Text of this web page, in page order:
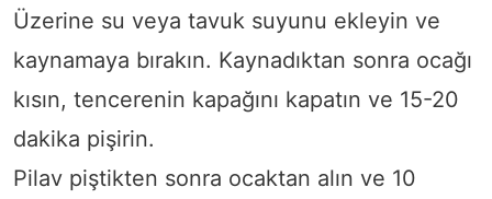
Üzerine su veya tavuk suyunu ekleyin ve
kaynamaya bırakın. Kaynadıktan sonra ocağı
kısın, tencerenin kapağını kapatın ve 15-20
dakika pişirin.
Pilav piştikten sonra ocaktan alın ve 10